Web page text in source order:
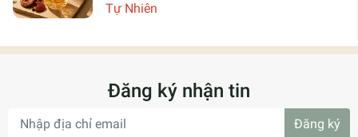
Tự Nhiên
Đăng ký nhận tin
Đăng ký